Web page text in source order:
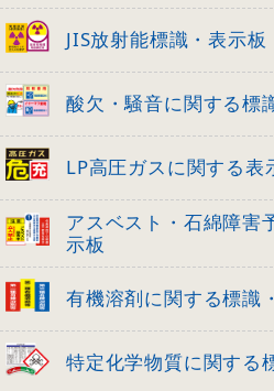
JIS放射能標識・表示板
酸欠・騒音に関する標
LP高圧ガスに関する表
アスベスト・石綿障害
示板
有機溶剤に関する標識
特定化学物質に関する